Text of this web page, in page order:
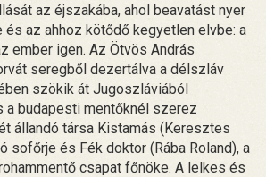
az éjszakába, ahol beavatást nyer
az ahhoz kötődő kegyetlen elvbe: a
ember igen. Az Ötvös András
seregből dezertálva a délszláv
szökik át Jugoszláviából
a budapesti mentőknél szerez
állandó társa Kistamás (Keresztes
sofőrje és Fék doktor (Rába Roland), a
csapat főnöke. A lelkes és